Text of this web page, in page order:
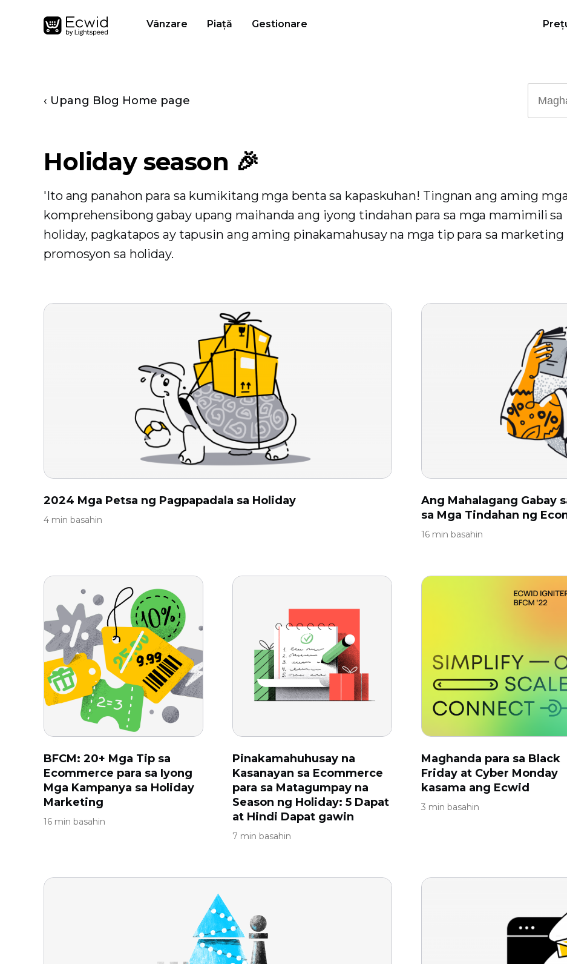
Vânzare Piață Gestionare
‹ Upang Blog Home page
Holiday season 🎉
'Ito ang panahon para sa kumikitang mga benta sa kapaskuhan! Tingnan ang aming
komprehensibong gabay upang maihanda ang iyong tindahan para sa mga mamimili sa
holiday, pagkatapos ay tapusin ang aming pinakamahusay na mga tip para sa marketing
promosyon sa holiday.
2024 Mga Petsa ng Pagpapadala sa Holiday
4 min basahin
Ang Mahalagang Gabay
sa Mga Tindahan ng
16 min basahin
BFCM: 20+ Mga Tip sa
Ecommerce para sa Iyong
Mga Kampanya sa Holiday
Marketing
16 min basahin
Pinakamahuhusay na
Kasanayan sa Ecommerce
para sa Matagumpay na
Season ng Holiday: 5 Dapat
at Hindi Dapat gawin
7 min basahin
Maghanda para sa Black
Friday at Cyber ​​Monday
kasama ang Ecwid
3 min basahin